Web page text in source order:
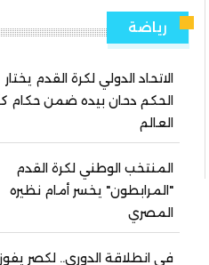
رياضة
الاتحاد الدولي لكرة القدم يختار
الحكم دحان بيده ضمن حكام
العالم
المنتخب الوطني لكرة القدم
"المرابطون" يخسر أمام نظيره
المصري
في انطلاقة الدوري.. لكصر